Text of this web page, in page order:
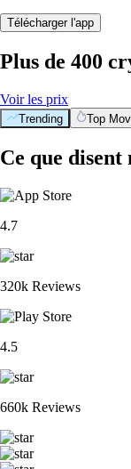
Télécharger l'app
Plus de 400
Voir les prix
Trending Top
Ce que disent
4.7
320k Reviews
4.5
660k Reviews